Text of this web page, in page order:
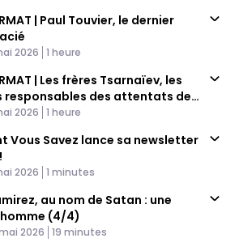
| Paul Touvier, le dernier
2026 Time
1 heure
| Les frères Tsarnaïev, les
responsables des attentats de
2026 Time
1 heure
Vous Savez lance sa newsletter
2026 Time
1 minutes
au nom de Satan : une
(4/4)
2026 Time
19 minutes